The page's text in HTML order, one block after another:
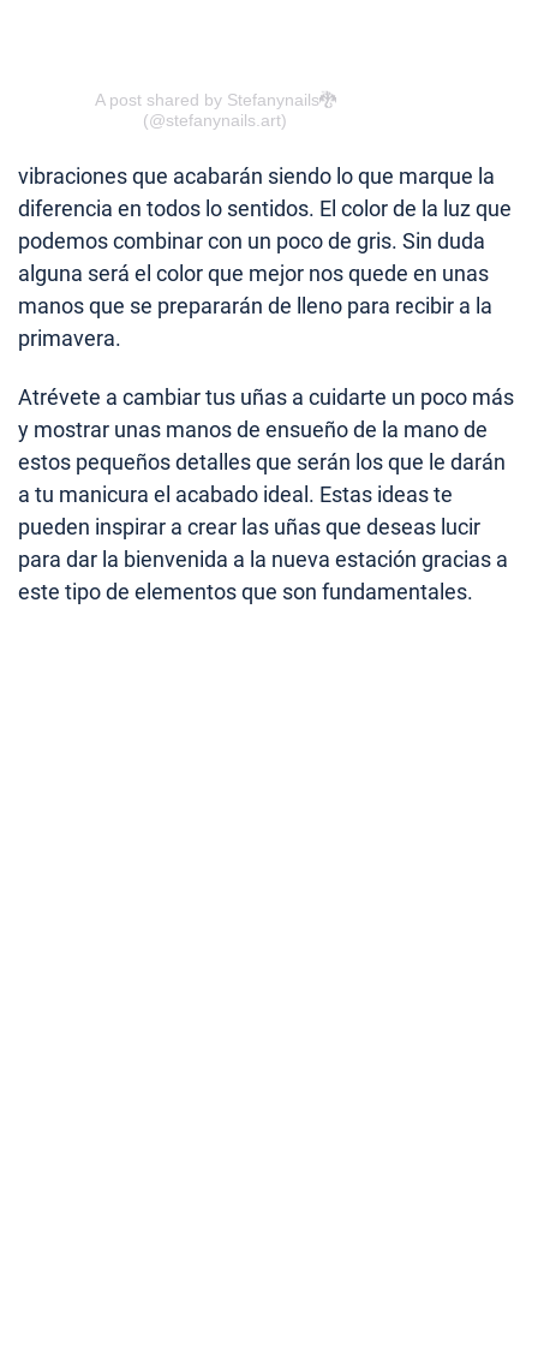
A post shared by Stefanynails🐉
(@stefanynails.art)
vibraciones que acabarán siendo lo que marque la
diferencia en todos lo sentidos. El color de la luz que
podemos combinar con un poco de gris. Sin duda
alguna será el color que mejor nos quede en unas
manos que se prepararán de lleno para recibir a la
primavera.
Atrévete a cambiar tus uñas a cuidarte un poco más
y mostrar unas manos de ensueño de la mano de
estos pequeños detalles que serán los que le darán
a tu manicura el acabado ideal. Estas ideas te
pueden inspirar a crear las uñas que deseas lucir
para dar la bienvenida a la nueva estación gracias a
este tipo de elementos que son fundamentales.